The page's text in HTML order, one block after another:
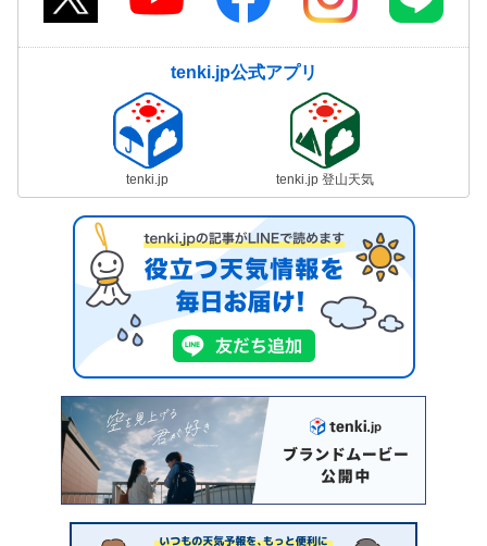
tenki.jp公式アプリ
tenki.jp tenki.jp 登山天気